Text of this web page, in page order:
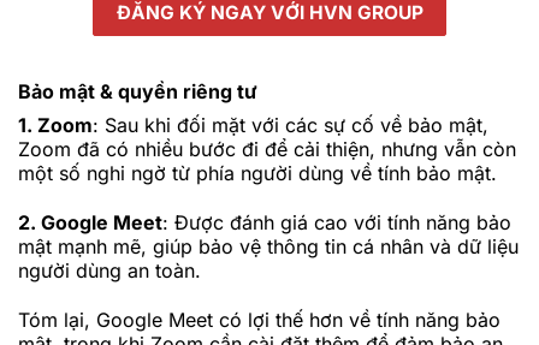
ĐĂNG KÝ NGAY VỚI HVN GROUP
Bảo mật & quyền riêng tư
1. Zoom: Sau khi đối mặt với các sự cố về bảo mật,
Zoom đã có nhiều bước đi để cải thiện, nhưng vẫn còn
một số nghi ngờ từ phía người dùng về tính bảo mật.
2. Google Meet: Được đánh giá cao với tính năng bảo
mật mạnh mẽ, giúp bảo vệ thông tin cá nhân và dữ liệu
người dùng an toàn.
Tóm lại, Google Meet có lợi thế hơn về tính năng bảo